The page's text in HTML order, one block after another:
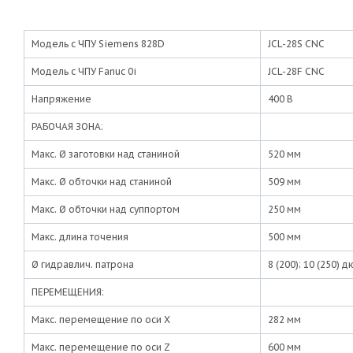
Модель с ЧПУ Siemens 828D JCL-28S CNC
Модель с ЧПУ Fanuc 0i JCL-28F CNC
Напряжение 400 В
РАБОЧАЯ ЗОНА:
Макс. Ø заготовки над станиной 520 мм
Макс. Ø обточки над станиной 509 мм
Макс. Ø обточки над суппортом 250 мм
Макс. длина точения 500 мм
Ø гидравлич. патрона 8 (200); 10 (250)
ПЕРЕМЕЩЕНИЯ:
Макс. перемещение по оси X 282 мм
Макс. перемещение по оси Z 600 мм